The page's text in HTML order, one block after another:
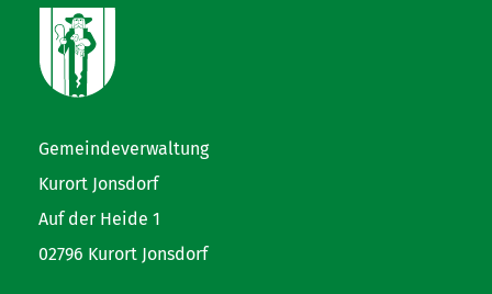
Gemeindeverwaltung
Kurort Jonsdorf
Auf der Heide 1
02796 Kurort Jonsdorf